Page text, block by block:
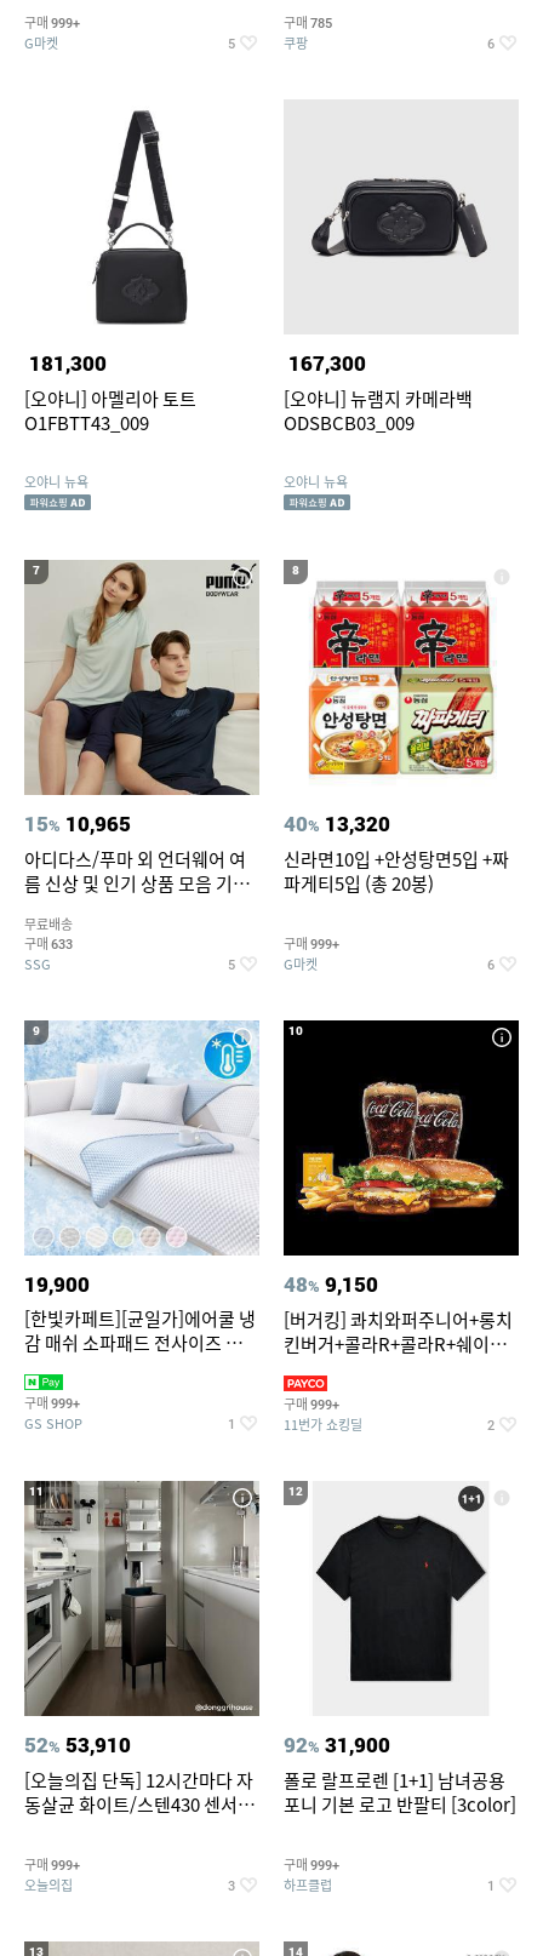
구매 999+
G마켓 5
구매 785
쿠팡 6
181,300
[오야니] 아멜리아 토트
O1FBTT43_009
오야니 뉴욕
167,300
[오야니] 뉴램지 카메라백
ODSBCB03_009
오야니 뉴욕
7
15% 10,965
아디다스/푸마 외 언더웨어 여
름 신상 및 인기 상품 모음 기획
무료배송
구매 633
SSG 5
8
40% 13,320
신라면10입 +안성탕면5입 +짜
파게티5입 (총 20봉)
구매 999+
G마켓 6
9
19,900
[한빛카페트][균일가]에어쿨 냉
감 매쉬 소파패드 전사이즈 균일
구매 999+
GS SHOP 1
10
48% 9,150
[버거킹] 콰치와퍼주니어+롱치
킨버거+콜라R+콜라R+쉐이킹
구매 999+
11번가 쇼킹딜 2
11
52% 53,910
[오늘의집 단독] 12시간마다 자
동살균 화이트/스텐430 센서휴
구매 999+
오늘의집 3
12
92% 31,900
폴로 랄프로렌 [1+1] 남녀공용
포니 기본 로고 반팔티 [3color]
구매 999+
하프클럽 1
13 14